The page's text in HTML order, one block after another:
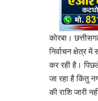
कोरबा।
निर्वाचन क्षेत्र में
कर रही है।
जा रहा है किंतु
की राशि जारी